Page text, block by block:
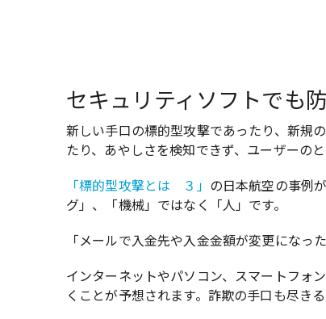
セキュリティソフトでも
新しい手口の標的型攻撃であったり、新規
たり、あやしさを検知できず、ユーザーの
「標的型攻撃とは ３」 の日本航空の事例
グ」、「機械」ではなく「人」です。
「メールで入金先や入金金額が変更になっ
インターネットやパソコン、スマートフォ
くことが予想されます。詐欺の手口も尽き